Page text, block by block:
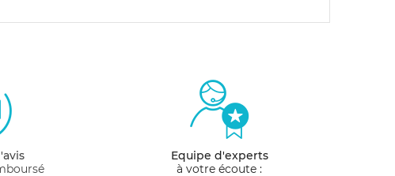
Equipe d'experts
à votre écoute :